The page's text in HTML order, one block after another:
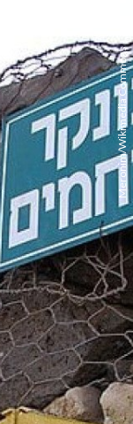
Meronim/Wikimedia Commons